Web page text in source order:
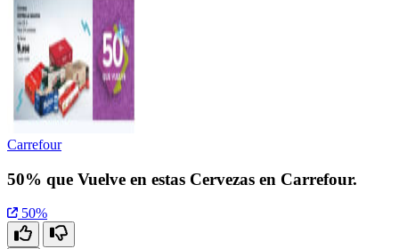
Carrefour
50% que Vuelve en estas Cervezas en Carrefour.
50%